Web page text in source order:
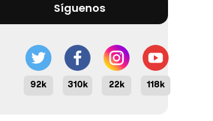
Síguenos
92k 310k 22k 118k